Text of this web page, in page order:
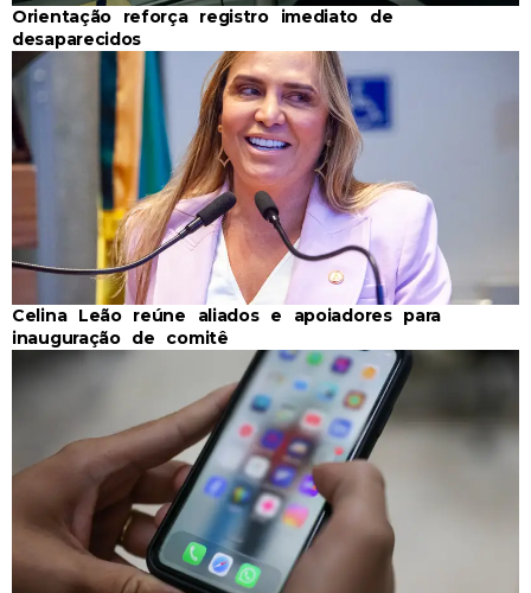
Orientação reforça registro imediato de
desaparecidos
Celina Leão reúne aliados e apoiadores para
inauguração de comitê